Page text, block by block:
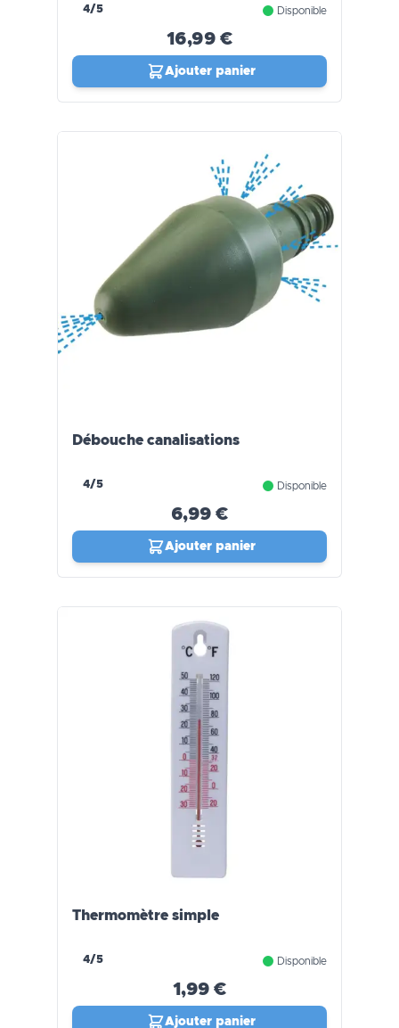
4/5 Disponible
16,99 €
Ajouter panier
Débouche canalisations
4/5 Disponible
6,99 €
Ajouter panier
Thermomètre simple
4/5 Disponible
1,99 €
Ajouter panier